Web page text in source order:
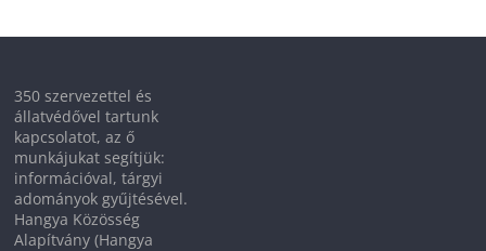
350 szervezettel és
állatvédővel tartunk
kapcsolatot, az ő
munkájukat segítjük:
információval, tárgyi
adományok gyűjtésével.
Hangya Közösség
Alapítvány (Hangya